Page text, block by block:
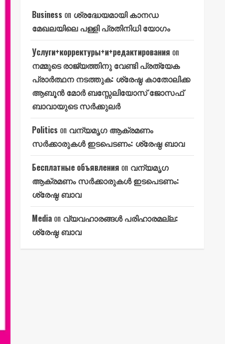
Business on ശ്രദ്ധേയമായി കാനഡ
മേഖലയിലെ പള്ളി പ്രതിനിധി യോഗം
Услуги+корректуры+и+редактирования on
നമ്മുടെ രാജ്യത്തിനു വേണ്ടി പ്രത്യേക
പ്രാർത്ഥന നടത്തുക: ശ്രേഷ്ഠ കാതോലിക്ക
ആബൂൻ മോർ ബസ്സേലിയോസ് ജോസഫ്
ബാവായുടെ സർക്കുലർ
Politics on വന്യമൃഗ ആക്രമണം
സർക്കാരുകൾ ഇടപെടണം: ശ്രേഷ്ഠ ബാവ
Бесплатные объявления on വന്യമൃഗ
ആക്രമണം സർക്കാരുകൾ ഇടപെടണം:
ശ്രേഷ്ഠ ബാവ
Media on വ്യവഹാരങ്ങൾ പരിഹാരമല്ല:
ശ്രേഷ്ഠ ബാവ